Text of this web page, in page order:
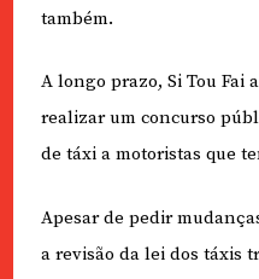
também.
A longo prazo, Si Tou Fai
realizar um concurso
de táxi a motoristas que
Apesar de pedir
a revisão da lei dos táxis